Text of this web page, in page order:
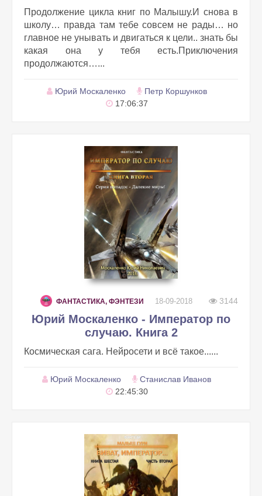
Продолжение цикла книг по Малышу.И снова в
школу… правда там тебе совсем не рады… но
главное не унывать и двигаться к цели.. знать бы
какая она у тебя есть.Приключения
продолжаются…...
Юрий Москаленко
Петр Коршунков
17:06:37
ФАНТАСТИКА, ФЭНТЕЗИ 18-09-2018 3144
Юрий Москаленко - Император по
случаю. Книга 2
Космическая сага. Нейросети и всё такое......
Юрий Москаленко
Станислав Иванов
22:45:30